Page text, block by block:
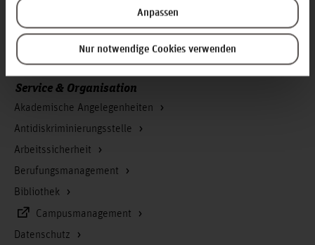
Anpassen
Nur notwendige Cookies verwenden
Presse
Personensuche
Service & Organisation
Akademische Angelegenheiten
Antidiskriminierungsstelle
Arbeitssicherheit
Berufungsmanagement
Bibliothek
Campusmanagement
Datenschutz